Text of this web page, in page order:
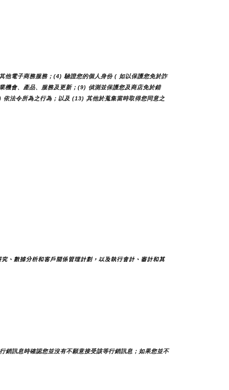
他電子商務服務；(4) 驗證您的個人身份 ( 如以保護您免於詐
會、產品、服務及更新；(9) 偵測並保護您及商店免於錯
法令所為之行為；以及 (13) 其他於蒐集當時取得您同意之
、數據分析和客戶關係管理計劃，以及執行會計、審計和其
銷訊息時確認您並沒有不願意接受該等行銷訊息；如果您並不